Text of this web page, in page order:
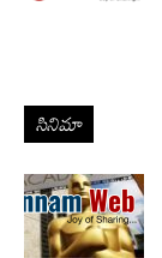
సినిమా